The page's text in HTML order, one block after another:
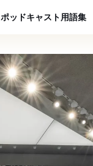
ポッドキャスト用語集